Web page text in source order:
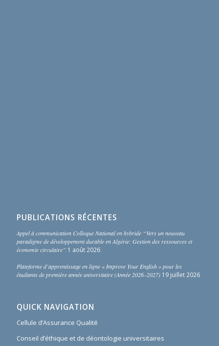
PUBLICATIONS RÉCENTES
Appel à communication Colloque National en hybride “Vers un nouveau
paradigme de développement durable en Algérie: Gestion des ressources et
économie circulaire” 1 août 2026
Plateforme d’apprentissage en ligne « Improve Your English » pour les
étudiants de première année universitaire (Année 2026–2027) 19 juillet 2026
QUICK NAVIGATION
Cellule d’Assurance Qualité
Conseil d’éthique et de déontologie universitaires